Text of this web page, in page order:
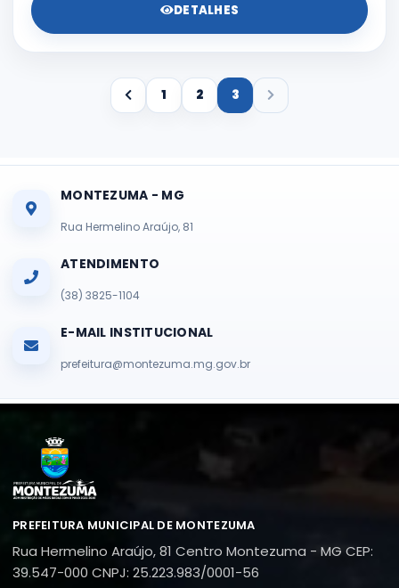
DETALHES
1 2 3
MONTEZUMA - MG
Rua Hermelino Araújo, 81
ATENDIMENTO
(38) 3825-1104
E-MAIL INSTITUCIONAL
prefeitura@montezuma.mg.gov.br
PREFEITURA MUNICIPAL DE MONTEZUMA
Rua Hermelino Araújo, 81 Centro Montezuma - MG CEP:
39.547-000 CNPJ: 25.223.983/0001-56